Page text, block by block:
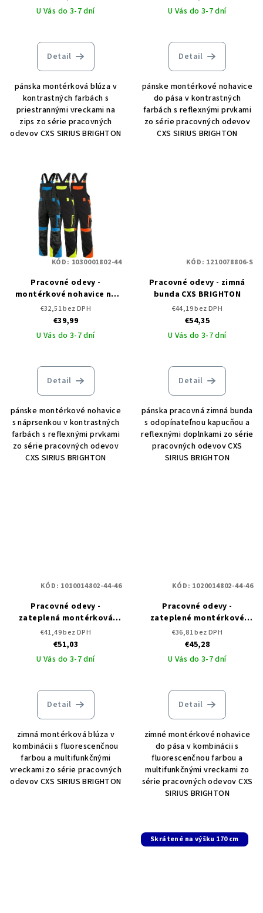
U Vás do 3-7 dní
Detail
pánska montérková blúza v
kontrastných farbách s
priestrannými vreckami na
zips zo série pracovných
odevov CXS SIRIUS BRIGHTON
U Vás do 3-7 dní
Detail
pánske montérkové nohavice
do pása v kontrastných
farbách s reflexnými prvkami
zo série pracovných odevov
CXS SIRIUS BRIGHTON
Pracovné odevy -
montérkové nohavice na
traky CXS SIRIUS BRIGHTON
€32,51 bez DPH
€39,99
U Vás do 3-7 dní
Detail
pánske montérkové nohavice
s náprsenkou v kontrastných
farbách s reflexnými prvkami
zo série pracovných odevov
CXS SIRIUS BRIGHTON
KÓD: 1030001802-44
Pracovné odevy - zimná
bunda CXS BRIGHTON
€44,19 bez DPH
€54,35
U Vás do 3-7 dní
Detail
pánska pracovná zimná bunda
s odopínateľnou kapucňou a
reflexnými doplnkami zo série
pracovných odevov CXS
SIRIUS BRIGHTON
KÓD: 1210078806-S
Pracovné odevy -
zateplená montérková
blúza CXS SIRIUS BRIGHTON
€41,49 bez DPH
€51,03
U Vás do 3-7 dní
Detail
zimná montérková blúza v
kombinácii s fluorescenčnou
farbou a multifunkčnými
vreckami zo série pracovných
odevov CXS SIRIUS BRIGHTON
KÓD: 1010014802-44-46
Pracovné odevy -
zateplené montérkové
nohavice do pása CXS
SIRIUS BRIGHTON
€36,81 bez DPH
€45,28
U Vás do 3-7 dní
Detail
zimné montérkové nohavice
do pása v kombinácii s
fluorescenčnou farbou a
multifunkčnými vreckami zo
série pracovných odevov CXS
SIRIUS BRIGHTON
KÓD: 1020014802-44-46
Skrátené na výšku 170 cm